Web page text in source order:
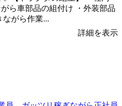
ら車部品の組付け ・外装部品
がら作業...
詳細を表示